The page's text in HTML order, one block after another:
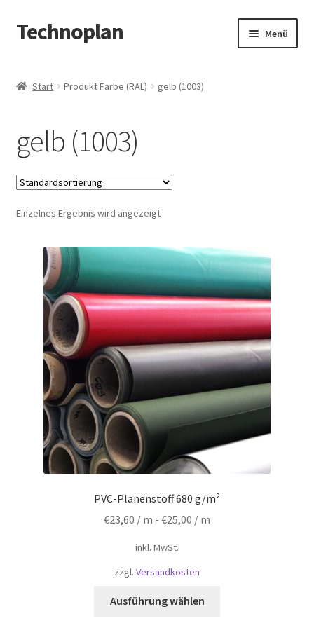
Zur
Navigation
Zum
Inhalt
Technoplan Menü
Datenschutzerklärung
Impressum
Kasse
Warenkorb
Start Produkt Farbe (RAL) gelb (1003)
gelb (1003)
Einzelnes Ergebnis wird angezeigt
PVC-Planenstoff 680 g/m²
€23,60 / m - €25,00 / m
inkl. MwSt.
zzgl. Versandkosten
Ausführung wählen